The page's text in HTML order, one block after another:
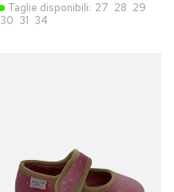
Taglie disponibili: 27 28 29
30 31 34